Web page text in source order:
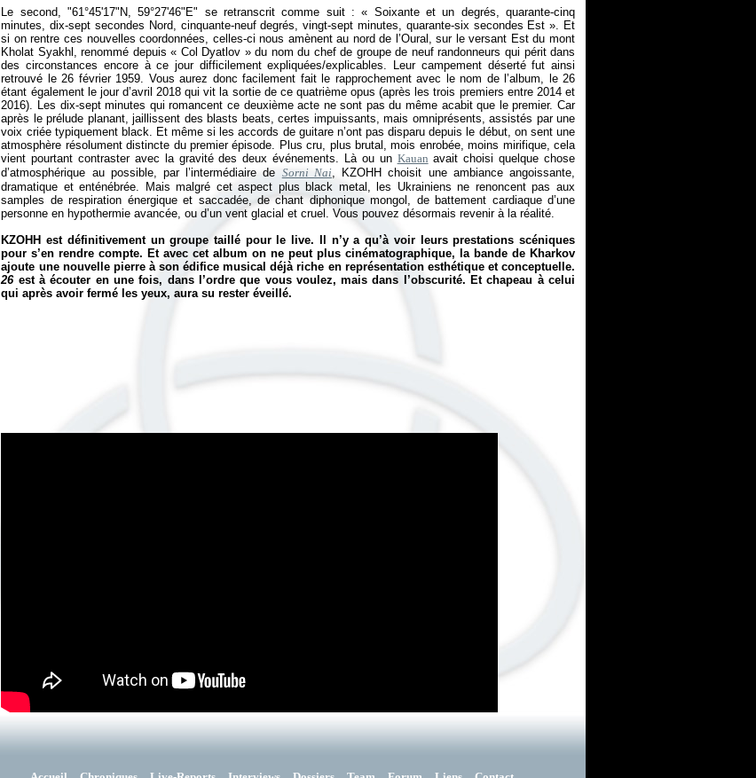
Le second, "61°45'17"N, 59°27'46"E" se retranscrit comme suit : « Soixante et un degrés, quarante-cinq
minutes, dix-sept secondes Nord, cinquante-neuf degrés, vingt-sept minutes, quarante-six secondes Est». Et
si on rentre ces nouvelles coordonnées, celles-ci nous amènent au nord de l’Oural, sur le versant Est du mont
Kholat Syakhl, renommé depuis « Col Dyatlov » du nom du chef de groupe de neuf randonneurs qui périt dans
des circonstances encore à ce jour difficilement expliquées/explicables. Leur campement déserté fut ainsi
retrouvé le 26 février 1959. Vous aurez donc facilement fait le rapprochement avec le nom de l’album, le 26
étant également le jour d’avril 2018 qui vit la sortie de ce quatrième opus (après les trois premiers entre 2014 et
2016). Les dix-sept minutes qui romancent ce deuxième acte ne sont pas du même acabit que le premier. Car
après le prélude planant, jaillissent des blasts beats, certes impuissants, mais omniprésents, assistés par une
voix criée typiquement black. Et même si les accords de guitare n’ont pas disparu depuis le début, on sent une
atmosphère résolument distincte du premier épisode. Plus cru, plus brutal, mois enrobée, moins mirifique, cela
vient pourtant contraster avec la gravité des deux événements. Là ou un Kauan avait choisi quelque chose
d’atmosphérique au possible, par l’intermédiaire de Sorni Nai, KZOHH choisit une ambiance angoissante,
dramatique et enténébrée. Mais malgré cet aspect plus black metal, les Ukrainiens ne renoncent pas aux
samples de respiration énergique et saccadée, de chant diphonique mongol, de battement cardiaque d’une
personne en hypothermie avancée, ou d’un vent glacial et cruel. Vous pouvez désormais revenir à la réalité.
KZOHH est définitivement un groupe taillé pour le live. Il n’y a qu’à voir leurs prestations scéniques
pour s’en rendre compte. Et avec cet album on ne peut plus cinématographique, la bande de Kharkov
ajoute une nouvelle pierre à son édifice musical déjà riche en représentation esthétique et conceptuelle.
26est à écouter en une fois, dans l’ordre que vous voulez, mais dans l’obscurité. Et chapeau à celui
qui après avoir fermé les yeux, aura su rester éveillé.